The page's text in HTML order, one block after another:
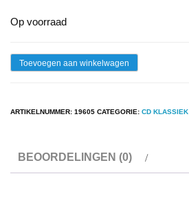
Op voorraad
CdToevoegen aan winkelwagen
ARTIKELNUMMER: 19605 CATEGORIE: CD KLASSIEK
BEOORDELINGEN (0)